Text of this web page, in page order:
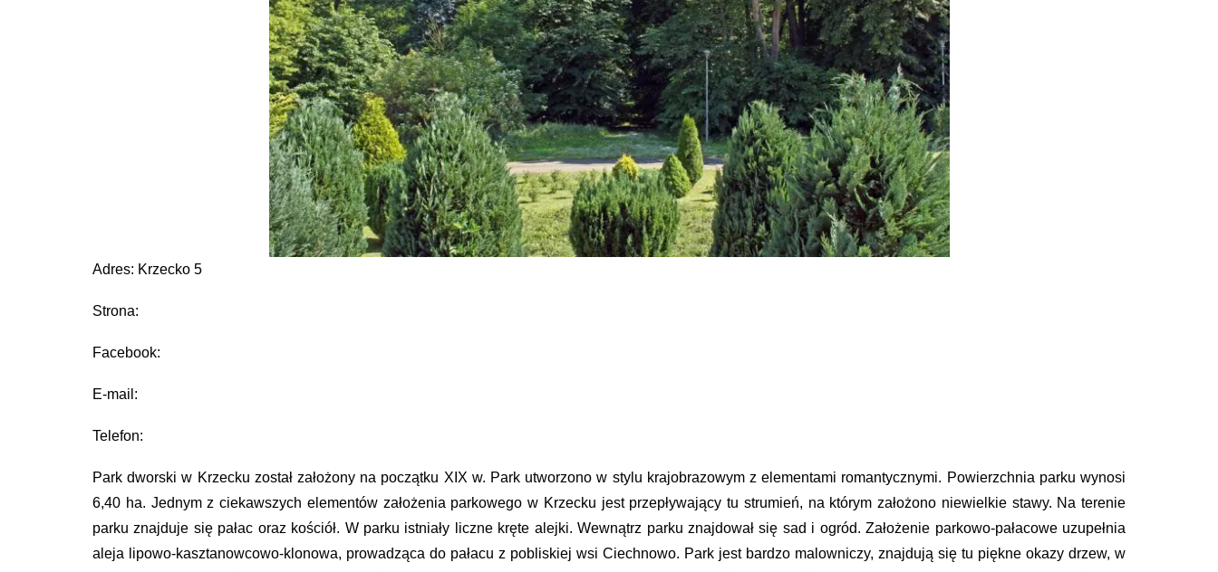
Adres: Krzecko 5
Strona:
Facebook:
E-mail:
Telefon:
Park dworski w Krzecku został założony na początku XIX w. Park utworzono w stylu krajobrazowym z elementami romantycznymi. Powierzchnia parku wynosi
6,40 ha. Jednym z ciekawszych elementów założenia parkowego w Krzecku jest przepływający tu strumień, na którym założono niewielkie stawy. Na terenie
parku znajduje się pałac oraz kościół. W parku istniały liczne kręte alejki. Wewnątrz parku znajdował się sad i ogród. Założenie parkowo-pałacowe uzupełnia
aleja lipowo-kasztanowcowo-klonowa, prowadząca do pałacu z pobliskiej wsi Ciechnowo. Park jest bardzo malowniczy, znajdują się tu piękne okazy drzew, w